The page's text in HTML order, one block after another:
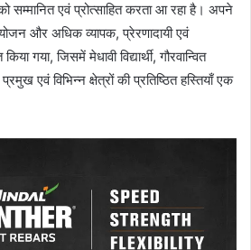
को सम्मानित एवं प्रोत्साहित करता आ रहा है। अपने
और अधिक व्यापक, प्रेरणादायी एवं
गया, जिसमें मेधावी विद्यार्थी, गौरवान्वित
एवं विभिन्न क्षेत्रों की प्रतिष्ठित हस्तियाँ एक